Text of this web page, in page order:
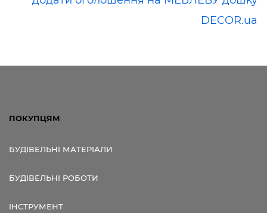
DECOR.ua
ПОКУПЦЯМ
БУДІВЕЛЬНІ МАТЕРІАЛИ
БУДІВЕЛЬНІ РОБОТИ
ІНСТРУМЕНТ